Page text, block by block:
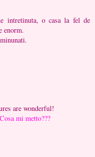
intretinuta, o casa la fel de
enorm.
are wonderful!
Cosa mi metto???